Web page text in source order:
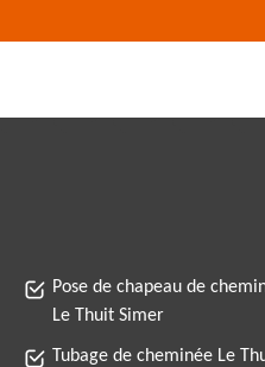
Pose de chapeau de
Le Thuit Simer
Tubage de cheminée Le